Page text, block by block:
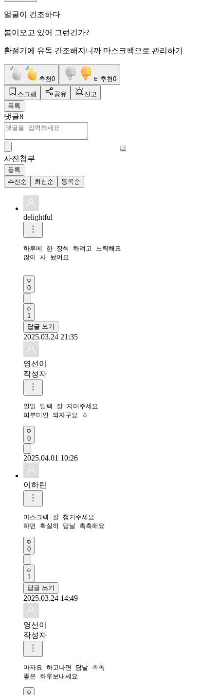
얼굴이 건조하다
봄이오고 있어 그런건가?
환절기에 유독 건조해지니까 마스크팩으로 관리하기
추천0 비추천0
스크랩 공유
신고
목록
댓글8
사진첨부
등록
추천순
최신순 등록순
delightful
하루에 한 장씩 하려고 노력해요
많이 사 놨어요
0
1
답글 쓰기
2025.03.24 21:35
영선이
작성자
일일 일팩 잘 지며주세요
피부미인 되자구요 ㅎ
0
2025.04.01 10:26
이하린
마스크팩 잘 챙겨주세요
0
1
답글 쓰기
2025.03.24 14:49
영선이
작성자
마자요 하고나면 담날 촉촉
좋은 하루보내세요